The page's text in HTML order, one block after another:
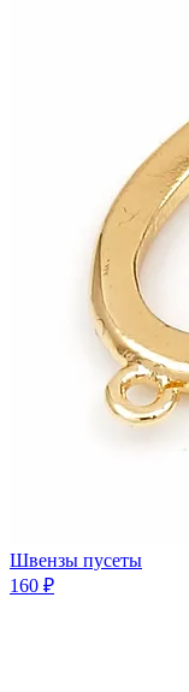
Швензы пусеты
160 ₽